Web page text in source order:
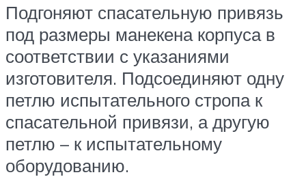
Подгоняют спасательную привязь
под размеры манекена корпуса в
соответствии с указаниями
изготовителя. Подсоединяют одну
петлю испытательного стропа к
спасательной привязи, а другую
петлю – к испытательному
оборудованию.